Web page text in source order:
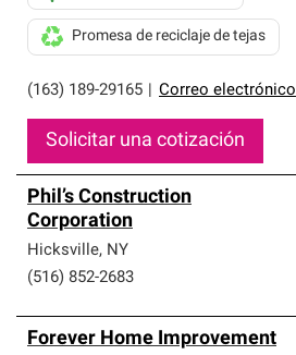
(163) 189-29165 Correo electrónico
Promesa de reciclaje de tejas
Solicitar una cotización
Phil’s Construction
Corporation
Hicksville, NY
(516) 852-2683
Forever Home Improvement